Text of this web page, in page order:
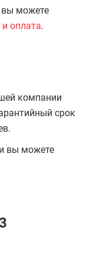
вы можете
оплата.
компании
срок
вы можете